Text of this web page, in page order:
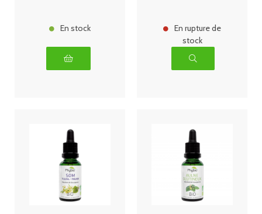
En stock
En rupture de
stock